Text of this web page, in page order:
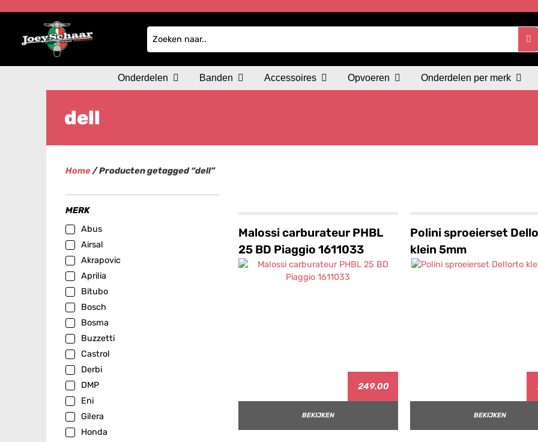
Onderdelen Banden Accessoires Opvoeren Onderdelen per merk
dell
Home/ Producten getagged “dell”
MERK
Abus
Airsal
Akrapovic
Aprilia
Bitubo
Bosch
Bosma
Buzzetti
Castrol
Derbi
DMP
Eni
Gilera
Honda
Malossi carburateur PHBL
25 BD Piaggio 1611033
249.00
BEKIJKEN
Polini sproeierset
klein 5mm
BEKIJKEN